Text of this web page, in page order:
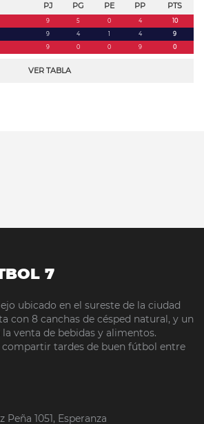
PJ PG PE PP PTS
9 5 0 4
10
9 4 1 4
9
9 0 0 9 0
VER TABLA
7
ubicado en el sureste de la ciudad
con 8 canchas de césped natural, y un
venta de bebidas y alimentos.
tardes de buen fútbol entre
Peña 1051, Esperanza